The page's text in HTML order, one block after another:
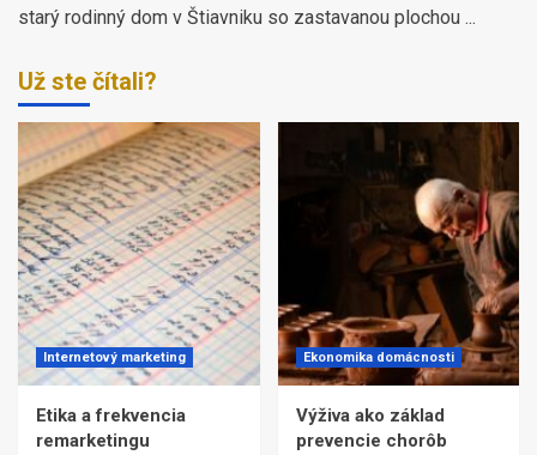
starý rodinný dom v Štiavniku so zastavanou plochou ...
Už ste čítali?
Internetový marketing
Etika a frekvencia
remarketingu
Ekonomika domácnosti
Výživa ako základ
prevencie chorôb